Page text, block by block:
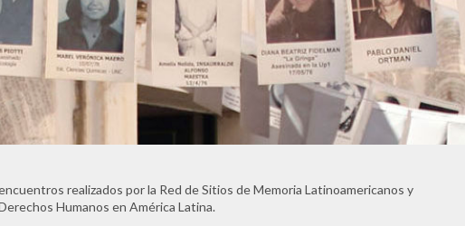
realizados por la Red de Sitios de Memoria Latinoamericanos y
Humanos en América Latina.